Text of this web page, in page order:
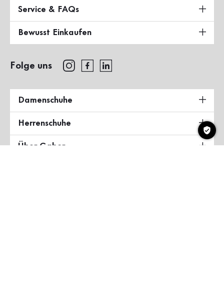
Service & FAQs
Bewusst Einkaufen
Folge uns
Damenschuhe
Herrenschuhe
Über Gabor